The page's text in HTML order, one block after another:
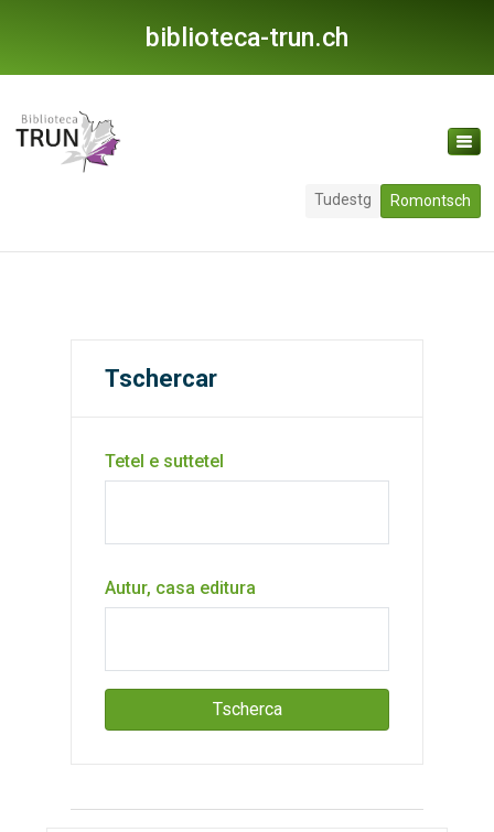
biblioteca-trun.ch
Tudestg Romontsch
Tschercar
Tetel e suttetel
Autur, casa editura
Tscherca